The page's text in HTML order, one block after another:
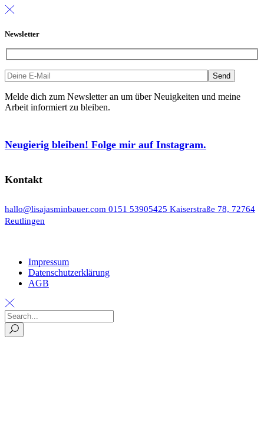
Newsletter
Melde dich zum Newsletter an um über Neuigkeiten und meine
Arbeit informiert zu bleiben.
Neugierig bleiben! Folge mir auf Instagram.
Kontakt
hallo@lisajasminbauer.com 0151 53905425 Kaiserstraße 78, 72764
Reutlingen
Impressum
Datenschutzerklärung
AGB